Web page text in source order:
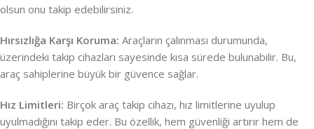
olsun onu takip edebilirsiniz.
Hırsızlığa Karşı Koruma: Araçların çalınması durumunda,
üzerindeki takip cihazları sayesinde kısa sürede bulunabilir. Bu,
araç sahiplerine büyük bir güvence sağlar.
Hız Limitleri: Birçok araç takip cihazı, hız limitlerine uyulup
uyulmadığını takip eder. Bu özellik, hem güvenliği artırır hem de